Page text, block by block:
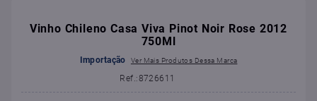
Vinho Chileno Casa Viva Pinot Noir Rose 2012
750Ml
Importação
:8726611
farinha